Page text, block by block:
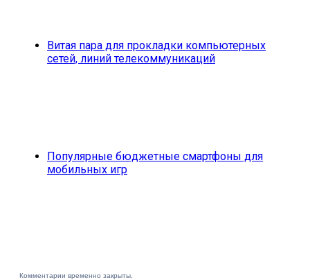
Витая пара для прокладки компьютерных
сетей, линий телекоммуникаций
Популярные бюджетные смартфоны для
мобильных игр
Комментарии временно закрыты.